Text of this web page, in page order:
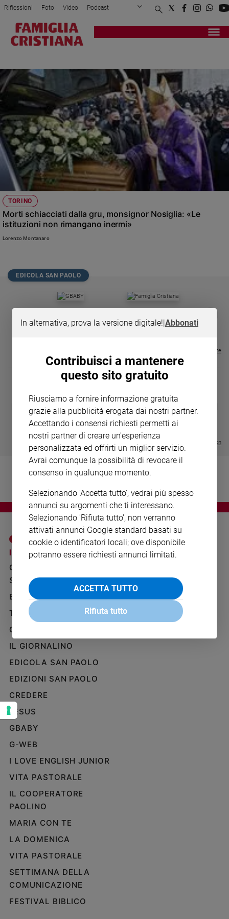
Attualità
Politica
Mondo
Economia
Legalità
giustizia
Sport
Interviste
Papa
Papa
Chiesa
Fede
Volontariato
Diritti
Aziende
di
valore
settimana
Migranti
Diversità
inclusione
Costume
Cultura
e
Sanremo
2026
Cinema,
e
streaming
Arte
Famiglia
educazione
Genitori
figli
Coppia
Riflessioni Foto Video Podcast
Privacy Policy Chi siamo
Registrati Redazione
TORINO
Morti schiacciati dalla gru, monsignor Nosiglia: «Le
istituzioni non rimangano inermi»
Lorenzo Montanaro
EDICOLA SAN PAOLO
€ 34,80 € 21,90 37%
€ 104,00 € 83,00 20%
GBABY
€ 16,99
Visualizza tutte le riviste
LE GRANDI BASILICHE ITALIANE
- VOL DA 1 AL 5
DIARIO G 2026-27
€ 8,90
- € 8,90
1 - 2
Visualizza tutte le collection
I SITI SAN PAOLO
GRUPPO EDITORIALE
SAN PAOLO
BENESSERE
TELENOVA
GAZZETTA D'ALBA
IL GIORNALINO
EDICOLA SAN PAOLO
EDIZIONI SAN PAOLO
CREDERE
JESUS
GBABY
G-WEB
I LOVE ENGLISH JUNIOR
VITA PASTORALE
IL COOPERATORE
PAOLINO
MARIA CON TE
LA DOMENICA
VITA PASTORALE
SETTIMANA DELLA
COMUNICAZIONE
FESTIVAL BIBLICO
NOTE LEGALI
INFORMATIVA
WHISTLEBLOWING
SOCIAL
In alternativa, prova la versione digitale!|Abbonati
Contribuisci a mantenere
questo sito gratuito
Riusciamo a fornire informazione gratuita
grazie alla pubblicità erogata dai nostri partner.
Accettando i consensi richiesti permetti ai
nostri partner di creare un'esperienza
personalizzata ed offrirti un miglior servizio.
Avrai comunque la possibilità di revocare il
consenso in qualunque momento.
Selezionando 'Accetta tutto', vedrai più spesso
annunci su argomenti che ti interessano.
Selezionando 'Rifiuta tutto', non verranno
attivati annunci Google standard basati su
cookie o identificatori locali; ove disponibile
potranno essere richiesti annunci limitati.
ACCETTA TUTTO
Rifiuta tutto